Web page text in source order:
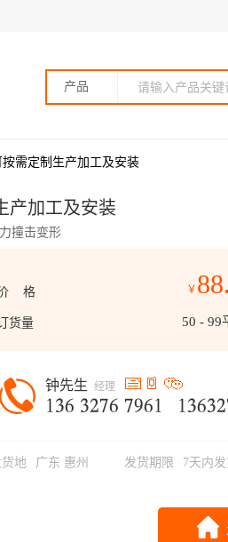
产品
需定制生产加工及安装
产加工及安装
撞击变形
格
货量
￥
50 - 99
钟先生 经理
𐂂𐂃𐂄 𐂃𐂅𐂆𐂄 𐂆𐂇𐂄𐂂
货地 广东 惠州 发货期限 7天内发